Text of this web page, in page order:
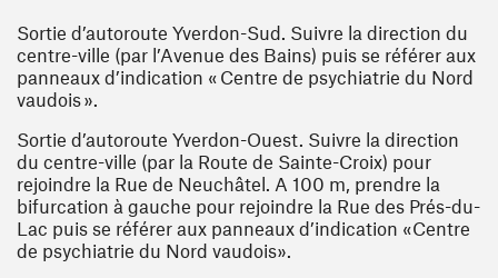
Sortie d’autoroute Yverdon-Sud. Suivre la direction du
centre-ville (par l’Avenue des Bains) puis se référer aux
panneaux d’indication « Centre de psychiatrie du Nord
vaudois ».
Sortie d’autoroute Yverdon-Ouest. Suivre la direction
du centre-ville (par la Route de Sainte-Croix) pour
rejoindre la Rue de Neuchâtel. A 100 m, prendre la
bifurcation à gauche pour rejoindre la Rue des Prés-du-
Lac puis se référer aux panneaux d’indication «Centre
de psychiatrie du Nord vaudois».